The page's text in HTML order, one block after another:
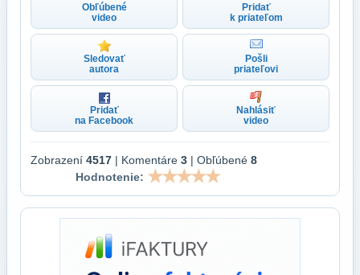
Obľúbené
video
Pridať
k priateľom
Sledovať
autora
Pošli
priateľovi
Pridať
na Facebook
Nahlásiť
video
Zobrazení 4517 | Komentáre 3 | Obľúbené 8
Hodnotenie: